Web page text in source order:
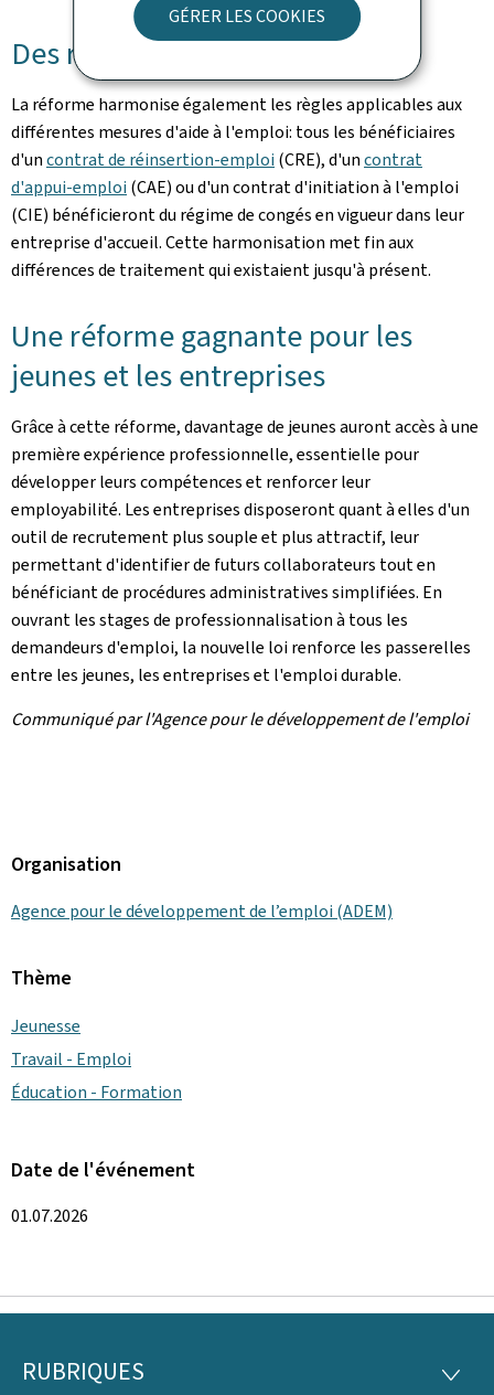
GÉRER LES COOKIES
Des règles harmonisées
La réforme harmonise également les règles applicables aux
différentes mesures d'aide à l'emploi: tous les bénéficiaires
d'uncontrat de réinsertion-emploi (CRE), d'uncontrat
d'appui-emploi (CAE) ou d'un contrat d'initiation à l'emploi
(CIE) bénéficieront du régime de congés en vigueur dans leur
entreprise d'accueil. Cette harmonisation met fin aux
différences de traitement qui existaient jusqu'à présent.
Une réforme gagnante pour les
jeunes et les entreprises
Grâce à cette réforme, davantage de jeunes auront accès à une
première expérience professionnelle, essentielle pour
développer leurs compétences et renforcer leur
employabilité. Les entreprises disposeront quant à elles d'un
outil de recrutement plus souple et plus attractif, leur
permettant d'identifier de futurs collaborateurs tout en
bénéficiant de procédures administratives simplifiées. En
ouvrant les stages de professionnalisation à tous les
demandeurs d'emploi, la nouvelle loi renforce les passerelles
entre les jeunes, les entreprises et l'emploi durable.
Communiqué par l'Agence pour le développement de l'emploi
Organisation
Agence pour le développement de l’emploi (ADEM)
Thème
Jeunesse
Travail - Emploi
Éducation - Formation
Date de l'événement
01.07.2026
Pied
RUBRIQUES